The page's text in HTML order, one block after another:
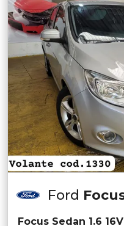
Ford
Focus Sedan 1.6